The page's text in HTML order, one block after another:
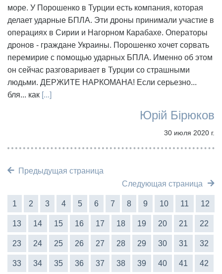
море. У Порошенко в Турции есть компания, которая
делает ударные БПЛА. Эти дроны принимали участие в
операциях в Сирии и Нагорном Карабахе. Операторы
дронов - граждане Украины. Порошенко хочет сорвать
перемирие с помощью ударных БПЛА. Именно об этом
он сейчас разговаривает в Турции со страшными
людьми. ДЕРЖИТЕ НАРКОМАНА! Если серьезно...
бля... как [...]
Юрій Бірюков
30 июля 2020 г.
Предыдущая страница
Следующая страница
1 2 3 4 5 6 7 8 9 10 11 12
13 14 15 16 17 18 19 20 21 22
23 24 25 26 27 28 29 30 31 32
33 34 35 36 37 38 39 40 41 42